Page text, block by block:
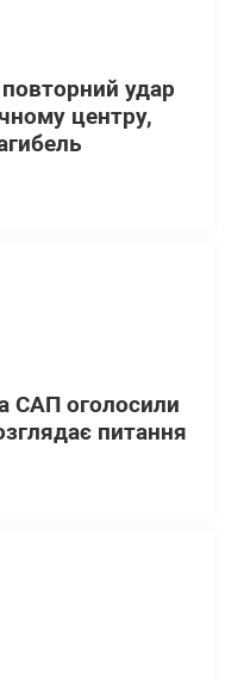
удар
центру,
САП оголосили
питання